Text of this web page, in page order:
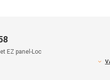
EZ panel-Loc